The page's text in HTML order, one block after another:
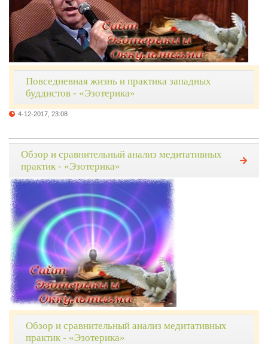
Повседневная жизнь и практика западных
буддистов - «Эзотерика»
4-12-2017, 23:08
Обзор и сравнительный анализ медитативных
практик - «Эзотерика»
Обзор и сравнительный анализ медитативных
практик - «Эзотерика»